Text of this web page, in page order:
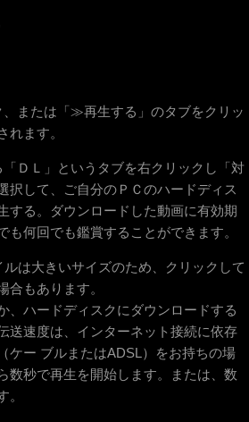
、または「≫再生する」のタブをクリッ
れます。
ＤＬ」というタブを右クリックし「対
択して、ご自分のＰＣのハードディス
する。ダウンロードした動画に有効期
も何回でも鑑賞することができます。
ルは大きいサイズのため、クリックして
合もあります。
、ハードディスクにダウンロードする
送速度は、インターネット接続に依存
ケー ブルまたはADSL）をお持ちの場
数秒で再生を開始します。または、数
。